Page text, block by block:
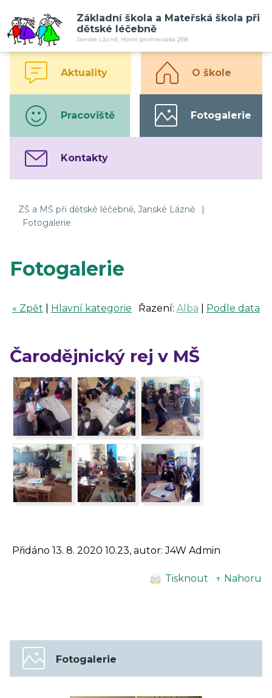
Základní škola a Mateřská škola při
dětské léčebně
Janské Lázně, Horní promenáda 268
Aktuality O škole
Pracoviště Fotogalerie
Kontakty
ZŠ a MŠ při dětské léčebně, Janské Lázně
|
Fotogalerie
Fotogalerie
Řazení: Alba Podle data
« Zpět Hlavní kategorie
Čarodějnický rej v MŠ
Přidáno 13. 8. 2020 10.23, autor: J4W Admin
Tisknout ↑ Nahoru
Fotogalerie